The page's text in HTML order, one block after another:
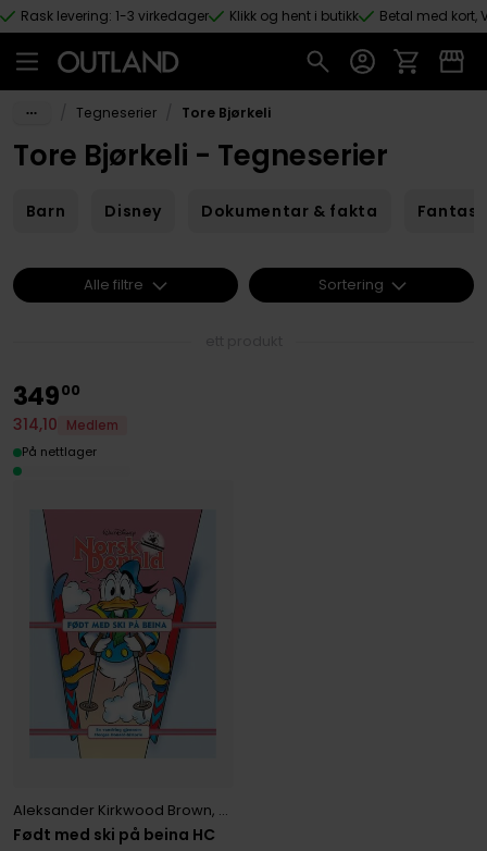
Hopp til hovedinnhold
Rask levering: 1-3 virkedager Klikk og hent i butikk Betal med kort,
Tegneserier Tore Bjørkeli
Tore Bjørkeli - Tegneserier
Barn Disney Dokumentar & fakta Fantasy
Født med ski på beina HC
Aleksander Kirkwood Brown, Ariild Midthun
34900
314,10
Medlem
På nettlager
Alle filtre Sortering